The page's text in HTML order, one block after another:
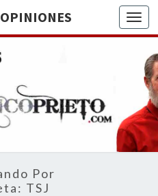
DE
BREVE
RECORRIDO
VITAL Y
ACTUALIDAD
Por
TSJ